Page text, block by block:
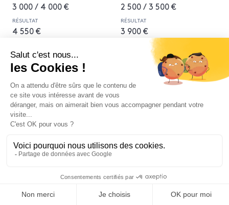
3 000 / 4 000 €
RÉSULTAT
4 550 €
2 500 / 3 500 €
RÉSULTAT
3 900 €
Archizoom Associati (fondé en
Archizoom Associati (fondé en
Gilla Giani (né en 1939) Radar